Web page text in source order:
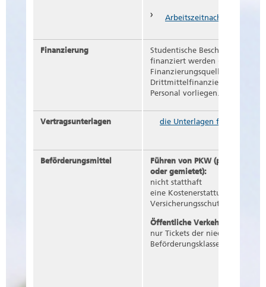
Arbeitszeitnachweis für
Finanzierung
Studentische Beschäftigte
finanziert werden (Tutor*innen
Finanzierungsquelle ist im
Drittmittelfinanzierung muss
Personal vorliegen.
Vertragsunterlagen die Unterlagen finden Sie
Beförderungsmittel
Führen von PKW (privat,
oder gemietet):
nicht statthaft
eine Kostenerstattung ist nicht
Versicherungsschutz ist
Öffentliche Verkehrsmittel:
nur Tickets der niedrigsten
Beförderungsklasse